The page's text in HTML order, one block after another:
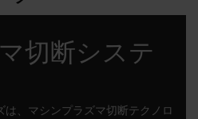
切断システ
、マシンプラズマ切断テクノロ